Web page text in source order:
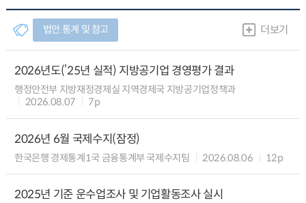
법안.통계 및 참고 더보기
2026년도(’25년 실적) 지방공기업 경영평가 결과
행정안전부 지방재정경제실 지역경제국 지방공기업정책과
2026.08.07
7p
2026년 6월 국제수지(잠정)
한국은행 경제통계1국 금융통계부 국제수지팀 2026.08.06 12p
2025년 기준 운수업조사 및 기업활동조사 실시